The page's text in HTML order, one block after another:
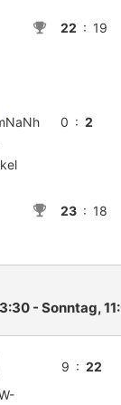
22 : 19
0 : 2
23 : 18
- Sonntag,
9 : 22